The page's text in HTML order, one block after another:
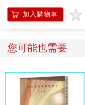
加入購物車
您可能也需要